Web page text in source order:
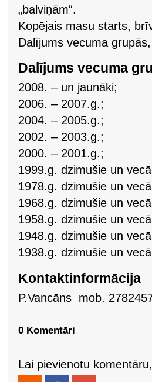
„balviņām“.
Kopējais masu starts,
Dalījums vecuma
Dalījums vecuma
2008. – un jaunāki;
2006. – 2007.g.;
2004. – 2005.g.;
2002. – 2003.g.;
2000. – 2001.g.;
1999.g. dzimušie un
1978.g. dzimušie un
1968.g. dzimušie un
1958.g. dzimušie un
1948.g. dzimušie un
1938.g. dzimušie un
Kontaktinformācija
P.Vancāns mob.
0 Komentāri
Lai pievienotu